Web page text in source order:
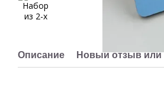
Описание Новый отзыв или